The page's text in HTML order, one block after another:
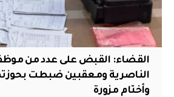
القضاء: القبض على عدد من
الناصرية ومعقبين ضبطت
وأختام مزورة